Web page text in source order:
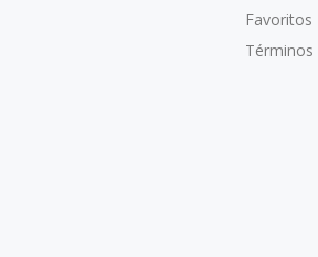
Favoritos
Términos